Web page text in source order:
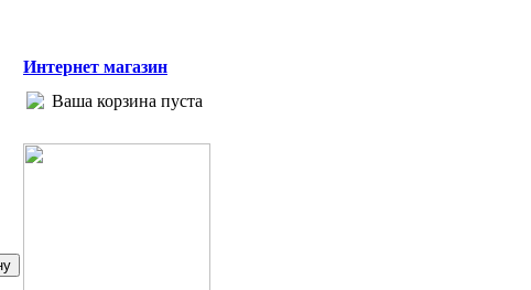
Интернет магазин
Ваша корзина пуста